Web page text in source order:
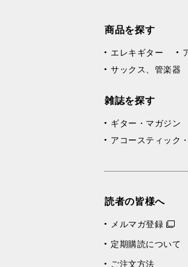
商品を探す
エレキギター
サックス、管楽器
雑誌を探す
ギター・マガジン
アコースティック
読者の皆様へ
メルマガ登録
定期購読について
ご注文方法